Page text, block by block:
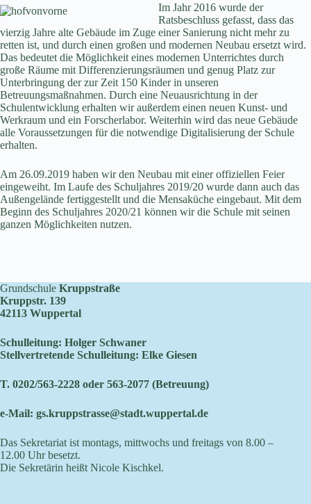
Im Jahr 2016 wurde der
Ratsbeschluss gefasst, dass das
vierzig Jahre alte Gebäude im Zuge einer Sanierung nicht mehr zu
retten ist, und durch einen großen und modernen Neubau ersetzt wird.
Das bedeutet die Möglichkeit eines modernen Unterrichtes durch
große Räume mit Differenzierungsräumen und genug Platz zur
Unterbringung der zur Zeit 150 Kinder in unseren
Betreuungsmaßnahmen. Durch eine Neuausrichtung in der
Schulentwicklung erhalten wir außerdem einen neuen Kunst- und
Werkraum und ein Forscherlabor. Weiterhin wird das neue Gebäude
alle Voraussetzungen für die notwendige Digitalisierung der Schule
erhalten.
Am 26.09.2019 haben wir den Neubau mit einer offiziellen Feier
eingeweiht. Im Laufe des Schuljahres 2019/20 wurde dann auch das
Außengelände fertiggestellt und die Mensaküche eingebaut. Mit dem
Beginn des Schuljahres 2020/21 können wir die Schule mit seinen
ganzen Möglichkeiten nutzen.
Grundschule Kruppstraße
Kruppstr. 139
42113 Wuppertal
Schulleitung: Holger Schwaner
Stellvertretende Schulleitung: Elke Giesen
T. 0202/563-2228 oder 563-2077 (Betreuung)
e-Mail: gs.kruppstrasse@stadt.wuppertal.de
Das Sekretariat ist montags, mittwochs und freitags von 8.00 –
12.00 Uhr besetzt.
Die Sekretärin heißt Nicole Kischkel.